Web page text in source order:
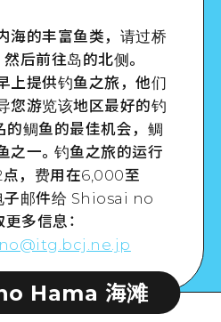
海的丰富鱼类，请过桥
后前往岛的北侧。
提供钓鱼之旅，他们
您游览该地区最好的钓
的鲷鱼的最佳机会，鲷
之一。钓鱼之旅的运行
点，费用在6,000至
子邮件给 Shiosai no
多信息：
Hama 海滩